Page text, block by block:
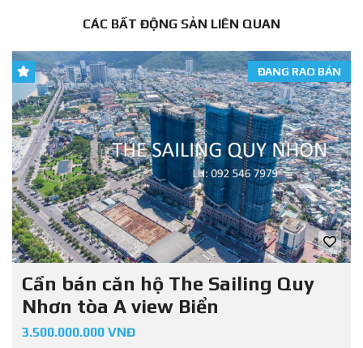
CÁC BẤT ĐỘNG SẢN LIÊN QUAN
ĐANG RAO BÁN
Cần bán căn hộ The Sailing Quy
Nhơn tòa A view Biển
3.500.000.000 VNĐ